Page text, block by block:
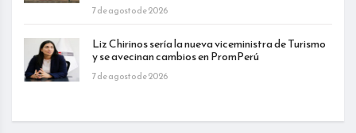
7 de agosto de 2026
Liz Chirinos sería la nueva viceministra de Turismo
y se avecinan cambios en PromPerú
7 de agosto de 2026